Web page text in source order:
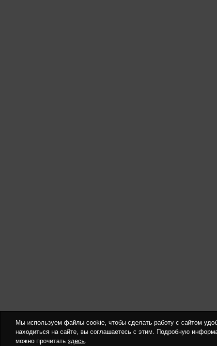
Мы используем файлы cookie, чтобы сделать работу с сайтом
находиться на сайте, вы соглашаетесь с этим. Подробную
можно прочитатьздесь.